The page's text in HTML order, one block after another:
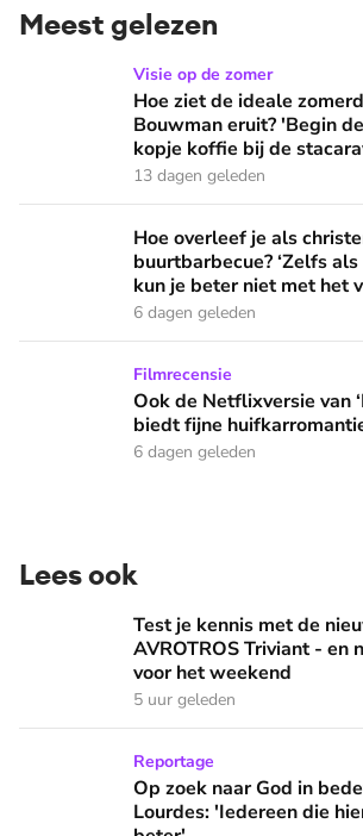
Meest gelezen
Hoe ziet de ideale zomerdag van
Visie op de zomer
Hoe ziet de ideale
Bouwman eruit? 'Begin
kopje koffie bij de
13 dagen geleden
Hoe overleef je als christen de
Hoe overleef je als
buurtbarbecue? ‘Zelfs
kun je beter niet met het
6 dagen geleden
Ook de Netflixversie van ‘Het kleine
Filmrecensie
Ook de Netflixversie van
biedt fijne
6 dagen geleden
Lees ook
Test je kennis met de nieuwe
Test je kennis met de
AVROTROS Triviant - en
voor het weekend
5 uur geleden
Op zoek naar God in bedevaartsoord
Reportage
Op zoek naar God in
Lourdes: 'Iedereen die